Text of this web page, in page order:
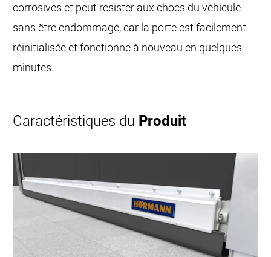
corrosives et peut résister aux chocs du véhicule
sans être endommagé, car la porte est facilement
réinitialisée et fonctionne à nouveau en quelques
minutes.
Caractéristiques du Produit